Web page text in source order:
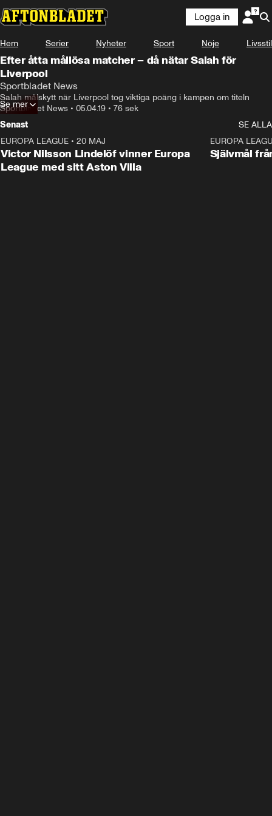
Logga in
Hem Serier Nyheter Sport Nöje Livsstil
Efter åtta mållösa matcher – då nätar Salah för
Liverpool
Sportbladet News
Salah målskytt när Liverpool tog viktiga poäng i kampen om titeln
Sportbladet News • 05.04.19 • 76 sek
Se mer
Senast
SE ALLA
EUROPA LEAGUE • 20 MAJ
Victor Nilsson Lindelöf vinner Europa
League med sitt Aston Villa
EUROPA
Självmål